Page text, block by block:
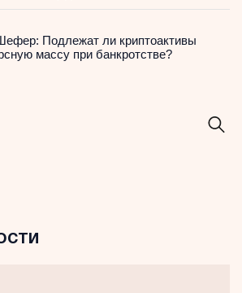
Подлежат ли криптоактивы
массу при банкротстве?